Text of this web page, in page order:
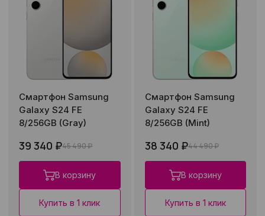
Смартфон Samsung
Galaxy S24 FE
8/256GB (Gray)
39 340 ₽45 490 ₽
В корзину
Купить в 1 клик
Смартфон Samsung
Galaxy S24 FE
8/256GB (Mint)
38 340 ₽44 490 ₽
В корзину
Купить в 1 клик